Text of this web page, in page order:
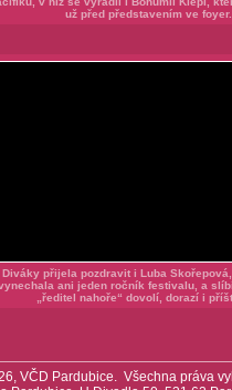
už před představením ve foyer.
Diváky přijela pozdravit i Luba
ani jeden ročník festivalu, a
„ředitel nahoře“ dovolí, dorazí i
VČD Pardubice. Všechna práva